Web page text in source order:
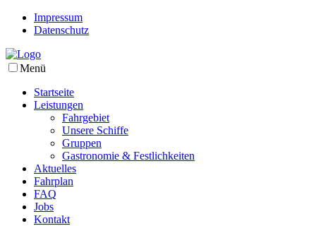
Impressum
Datenschutz
Menü
Startseite
Leistungen
Fahrgebiet
Unsere Schiffe
Gruppen
Gastronomie & Festlichkeiten
Aktuelles
Fahrplan
FAQ
Jobs
Kontakt